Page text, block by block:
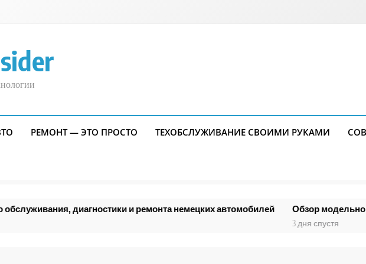
РЕМОНТ — ЭТО ПРОСТО ТЕХОБСЛУЖИВАНИЕ СВОИМИ РУКАМИ
диагностики и ремонта немецких автомобилей Обзор модельного ряда и